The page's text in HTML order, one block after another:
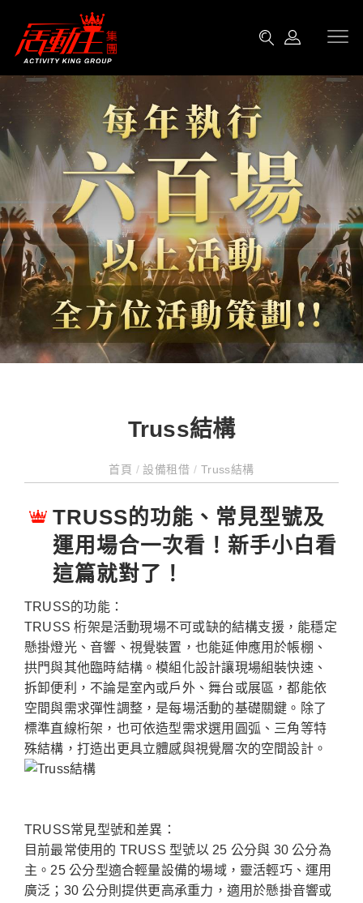
Truss結構
首頁 / 設備租借 / Truss結構
TRUSS的功能、常見型號及
運用場合一次看！新手小白看
這篇就對了！
TRUSS的功能：
TRUSS 桁架是活動現場不可或缺的結構支援，能穩定
懸掛燈光、音響、視覺裝置，也能延伸應用於帳棚、
拱門與其他臨時結構。模組化設計讓現場組裝快速、
拆卸便利，不論是室內或戶外、舞台或展區，都能依
空間與需求彈性調整，是每場活動的基礎關鍵。除了
標準直線桁架，也可依造型需求選用圓弧、三角等特
殊結構，打造出更具立體感與視覺層次的空間設計。
TRUSS常見型號和差異：
目前最常使用的 TRUSS 型號以 25 公分與 30 公分為
主。25 公分型適合輕量設備的場域，靈活輕巧、運用
廣泛；30 公分則提供更高承重力，適用於懸掛音響或